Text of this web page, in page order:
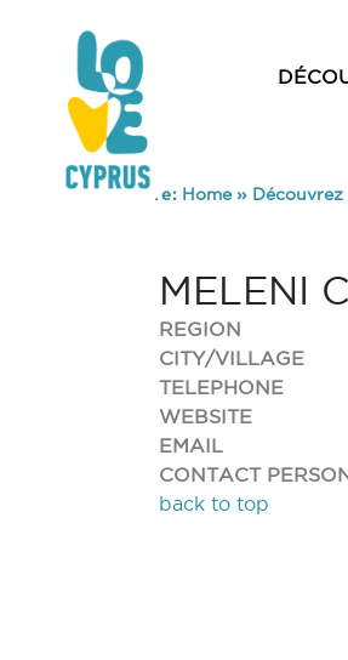
You are here: Home» Découvrez
MELENI
REGION
CITY/VILLAGE
TELEPHONE
WEBSITE
EMAIL
CONTACT
back to top